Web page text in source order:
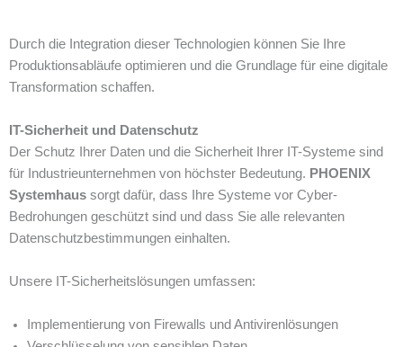
Durch die Integration dieser Technologien können Sie Ihre
Produktionsabläufe optimieren und die Grundlage für eine digitale
Transformation schaffen.
IT-Sicherheit und Datenschutz
Der Schutz Ihrer Daten und die Sicherheit Ihrer IT-Systeme sind
für Industrieunternehmen von höchster Bedeutung. PHOENIX
Systemhaus sorgt dafür, dass Ihre Systeme vor Cyber-
Bedrohungen geschützt sind und dass Sie alle relevanten
Datenschutzbestimmungen einhalten.
Unsere IT-Sicherheitslösungen umfassen:
Implementierung von Firewalls und Antivirenlösungen